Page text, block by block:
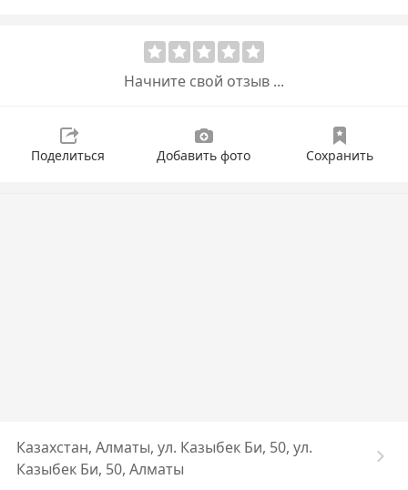
Начните свой отзыв ...
Поделиться Добавить фото Сохранить
Казахстан, Алматы, ул. Казыбек Би, 50, ул.
Казыбек Би, 50, Алматы